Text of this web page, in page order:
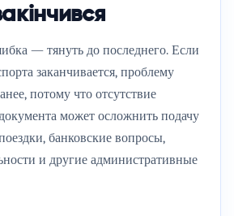
— тянуть до последнего. Если
заканчивается, проблему
потому что отсутствие
может осложнить подачу
банковские вопросы,
и другие административные